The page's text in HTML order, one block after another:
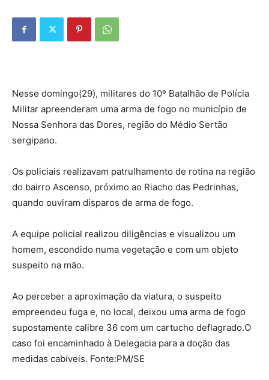
Nesse domingo(29), militares do 10º Batalhão de Polícia
Militar apreenderam uma arma de fogo no município de
Nossa Senhora das Dores, região do Médio Sertão
sergipano.
Os policiais realizavam patrulhamento de rotina na região
do bairro Ascenso, próximo ao Riacho das Pedrinhas,
quando ouviram disparos de arma de fogo.
A equipe policial realizou diligências e visualizou um
homem, escondido numa vegetação e com um objeto
suspeito na mão.
Ao perceber a aproximação da viatura, o suspeito
empreendeu fuga e, no local, deixou uma arma de fogo
supostamente calibre 36 com um cartucho deflagrado.O
caso foi encaminhado à Delegacia para a doção das
medidas cabíveis. Fonte:PM/SE